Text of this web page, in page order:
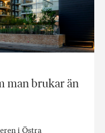
man brukar än
i Östra